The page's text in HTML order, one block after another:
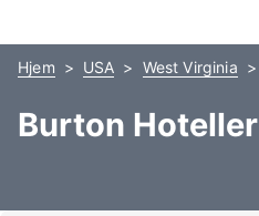
Hjem USA West Virginia
Burton Hoteller